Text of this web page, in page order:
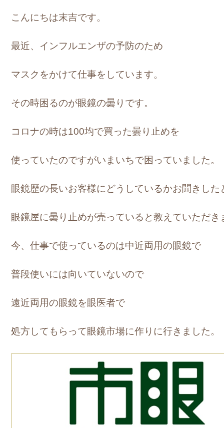
こんにちは末吉です。
最近、インフルエンザの予防のため
マスクをかけて仕事をしています。
その時困るのが眼鏡の曇りです。
コロナの時は100均で買った曇り止めを
使っていたのですがいまいちで困っていました。
眼鏡歴の長いお客様にどうしているかお聞きした
眼鏡屋に曇り止めが売っていると教えていただき
今、仕事で使っているのは中近両用の眼鏡で
普段使いには向いていないので
遠近両用の眼鏡を眼医者で
処方してもらって眼鏡市場に作りに行きました。